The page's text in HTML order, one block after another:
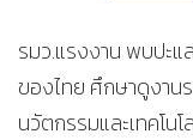
รมว.แรงงาน พบปะแ
ของไทย ศึกษาดูงา
นวัตกรรมและเทคโน